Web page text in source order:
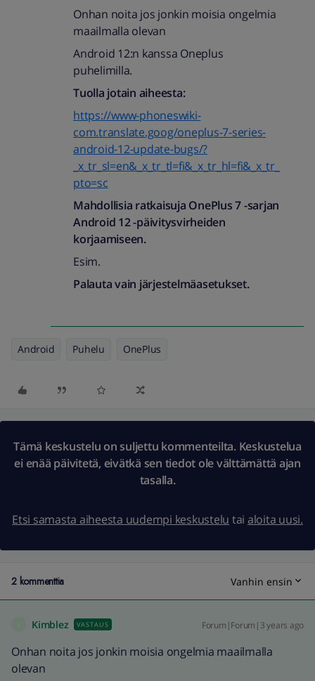
Onhan noita jos jonkin moisia ongelmia
maailmalla olevan
Android 12:n kanssa Oneplus
puhelimilla.
Tuolla jotain aiheesta:
https://www-phoneswiki-
com.translate.goog/oneplus-7-series-
android-12-update-bugs/?
_x_tr_sl=en&_x_tr_tl=fi&_x_tr_hl=fi&_x_tr_
pto=sc
Mahdollisia ratkaisuja OnePlus 7 -sarjan
Android 12 -päivitysvirheiden
korjaamiseen.
Esim.
Palauta vain järjestelmäasetukset.
Android Puhelu OnePlus
Tämä keskustelu on suljettu kommenteilta. Keskustelua
ei enää päivitetä, eivätkä sen tiedot ole välttämättä ajan
tasalla.
Etsi samasta aiheesta uudempi keskustelu tai aloita uusi.
2 kommenttia Vanhin ensin
Kimblez VASTAUS Forum|Forum|3 years ago
Onhan noita jos jonkin moisia ongelmia maailmalla
olevan